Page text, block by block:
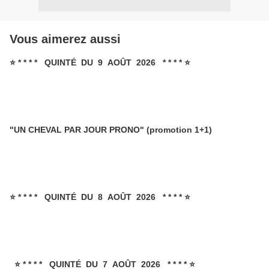
Vous aimerez aussi
⭐ * * * * QUINTÉ DU 9 AOÛT 2026 * * * * ⭐
"UN CHEVAL PAR JOUR PRONO" (promotion 1+1)
⭐ * * * * QUINTÉ DU 8 AOÛT 2026 * * * * ⭐
⭐ * * * * QUINTÉ DU 7 AOÛT 2026 * * * * ⭐